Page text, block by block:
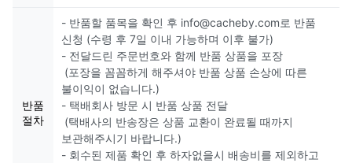
반품
절차
- 반품할 품목을 확인 후 info@cacheby.com로 반품
신청 (수령 후 7일 이내 가능하며 이후 불가)
- 전달드린 주문번호와 함께 반품 상품을 포장
(포장을 꼼꼼하게 해주셔야 반품 상품 손상에 따른
불이익이 없습니다.)
- 택배회사 방문 시 반품 상품 전달
(택배사의 반송장은 상품 교환이 완료될 때까지
보관해주시기 바랍니다.)
- 회수된 제품 확인 후 하자없을시 배송비를 제외하고